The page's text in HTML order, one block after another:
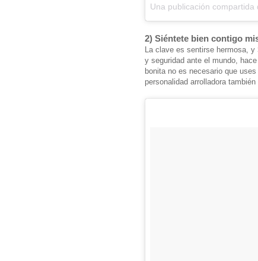
Una publicación
2) Siéntete bien contigo
La clave es sentirse hermosa,
y seguridad ante el mundo,
bonita no es necesario que
personalidad arrolladora